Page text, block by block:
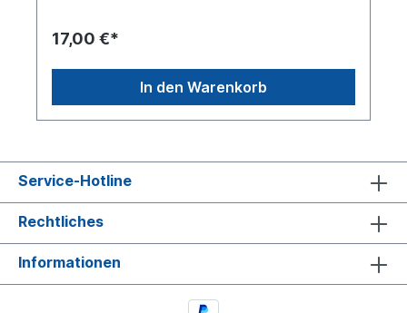
17,00 €*
In den Warenkorb
Service-Hotline
Rechtliches
Informationen